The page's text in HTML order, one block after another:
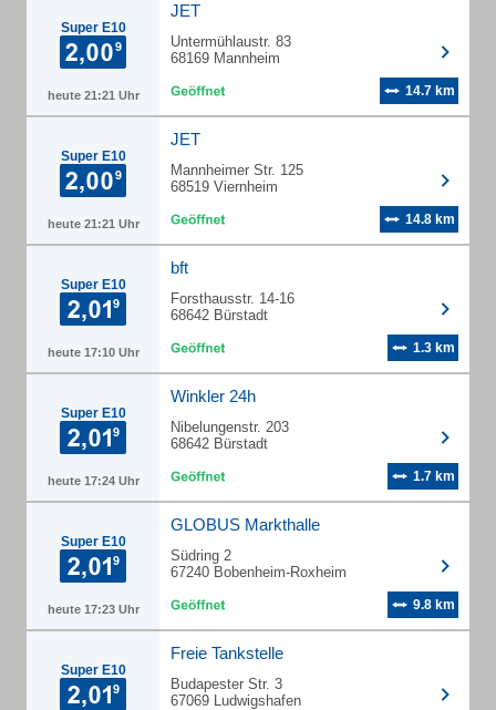
Super E10
heute 21:21 Uhr
JET
Untermühlaustr. 83
68169 Mannheim
14.7 km
Super E10
heute 21:21 Uhr
JET
Mannheimer Str. 125
68519 Viernheim
14.8 km
Super E10
heute 17:10 Uhr
bft
Forsthausstr. 14-16
68642 Bürstadt
1.3 km
Super E10
heute 17:24 Uhr
Winkler 24h
Nibelungenstr. 203
68642 Bürstadt
1.7 km
Super E10
heute 17:23 Uhr
GLOBUS Markthalle
Südring 2
67240 Bobenheim-Roxheim
9.8 km
Super E10
Freie Tankstelle
Budapester Str. 3
67069 Ludwigshafen